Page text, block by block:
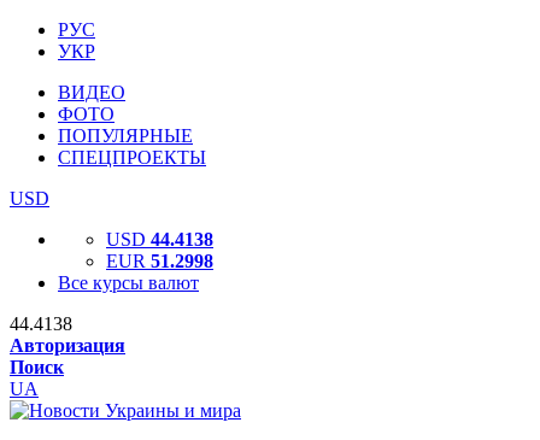
РУС
УКР
ВИДЕО
ФОТО
ПОПУЛЯРНЫЕ
СПЕЦПРОЕКТЫ
USD
USD 44.4138
EUR 51.2998
Все курсы валют
44.4138
Авторизация
Поиск
UA